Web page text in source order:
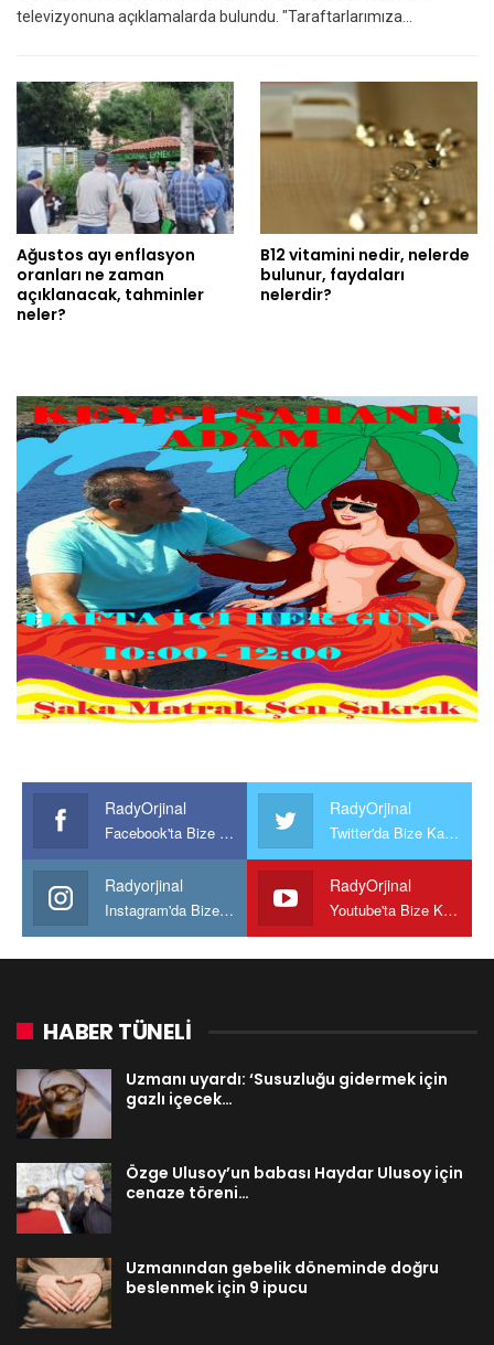
televizyonuna açıklamalarda bulundu. "Taraftarlarımıza…
Ağustos ayı enflasyon
oranları ne zaman
açıklanacak, tahminler
neler?
B12 vitamini nedir, nelerde
bulunur, faydaları
nelerdir?
RadyOrjinal
Facebook'ta Bize Katılın
RadyOrjinal
Twitter'da Bize Katılın
Radyorjinal
Instagram'da Bize katılın
RadyOrjinal
Youtube'ta Bize Katılın
HABER TÜNELİ
Uzmanı uyardı: ‘Susuzluğu gidermek için
gazlı içecek…
Özge Ulusoy’un babası Haydar Ulusoy için
cenaze töreni…
Uzmanından gebelik döneminde doğru
beslenmek için 9 ipucu